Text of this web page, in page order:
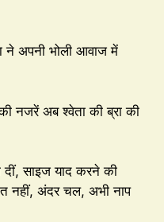
ने अपनी भोली आवाज में
नजरें अब श्वेता की ब्रा की
दीं, साइज याद करने की
नहीं, अंदर चल, अभी नाप